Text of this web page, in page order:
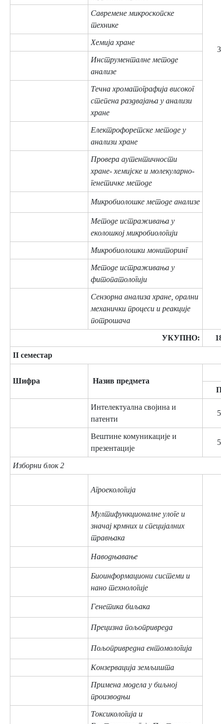
3
Савремене микроскопске
технике
Хемија хране
Инструменталне методе
анализе
Течна хроматографија високог
степена раздвајања у анализи
хране
Електрофоретске методе у
анализи хране
Провера аутентичности
хране- хемијске и молекуларно-
генетичке методе
Микробиолошке методе анализе
Методе истраживања у
еколошкој микробиологији
Микробиолошки мониторинг
Методе истраживања у
фитопатологији
Сензорна анализа хране, орални
механички процеси и реакције
потрошача
УКУПНО:
II семестар
Шифра
Назив предмета
Интелектуална својина и
патенти
5
Вештине комуникације и
презентације
5
Изборни блок 2
Агроекологија
Мултифункционалне улоге и
значај крмних и специјалних
травњака
Наводњавање
Биоинформациони системи и
нано технологије
Генетика биљака
Прецизна пољопривреда
Пољопривредна ентомологија
Конзервација земљишта
Примена модела у биљној
производњи
Токсикологија и